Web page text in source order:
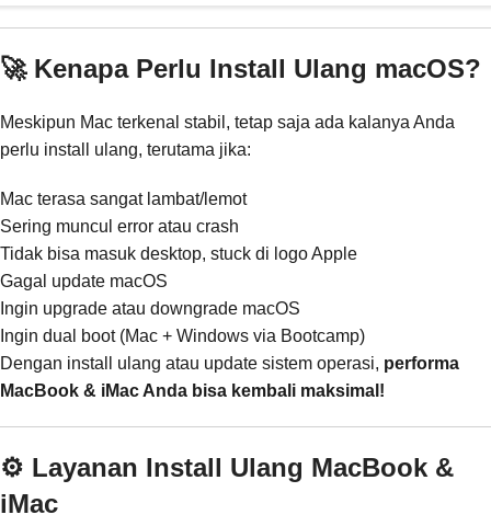
🚀 Kenapa Perlu Install Ulang macOS?
Meskipun Mac terkenal stabil, tetap saja ada kalanya Anda
perlu install ulang, terutama jika:
Mac terasa sangat lambat/lemot
Sering muncul error atau crash
Tidak bisa masuk desktop, stuck di logo Apple
Gagal update macOS
Ingin upgrade atau downgrade macOS
Ingin dual boot (Mac + Windows via Bootcamp)
Dengan install ulang atau update sistem operasi, performa
MacBook & iMac Anda bisa kembali maksimal!
⚙️ Layanan Install Ulang MacBook &
iMac